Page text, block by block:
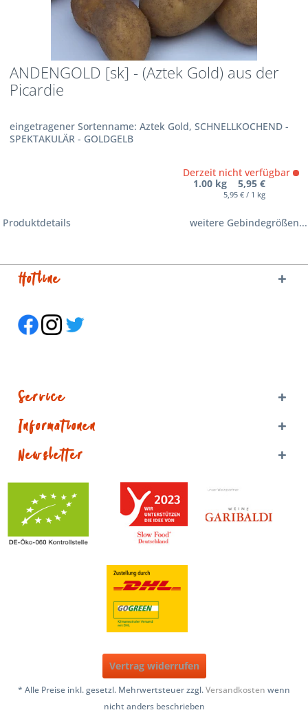
ANDENGOLD [sk] - (Aztek Gold) aus der
Picardie
eingetragener Sortenname: Aztek Gold, SCHNELLKOCHEND -
SPEKTAKULÄR - GOLDGELB
Derzeit nicht verfügbar
1.00 kg 5,95 €
5,95 € / 1 kg
Produktdetails weitere Gebindegrößen...
Hotline
Service
Informationen
Newsletter
Vertrag widerrufen
* Alle Preise inkl. gesetzl. Mehrwertsteuer zzgl.Versandkosten wenn
nicht anders beschrieben